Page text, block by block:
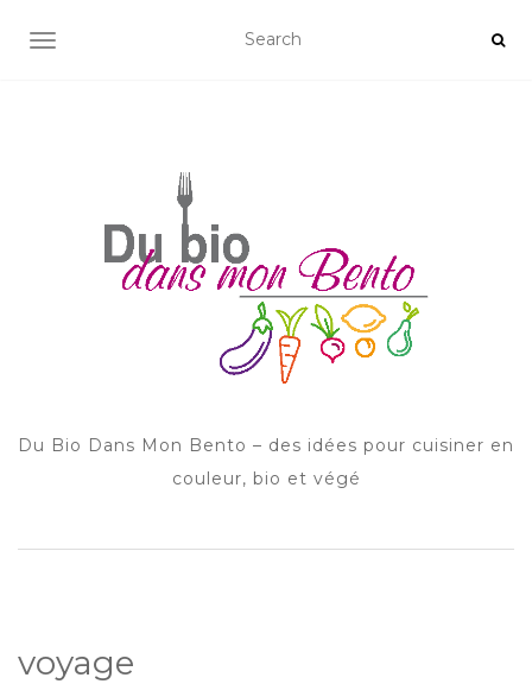
AFFICHER/MASQUER LA NAVIGATION
Du Bio Dans Mon Bento – des idées pour cuisiner en
couleur, bio et végé
voyage